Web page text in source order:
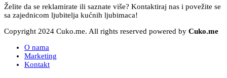
Želite da se reklamirate ili saznate više? Kontaktiraj nas i povežite se
sa zajednicom ljubitelja kućnih ljubimaca!
Copyright 2024 Cuko.me. All rights reserved powered by Cuko.me
O nama
Marketing
Kontakt